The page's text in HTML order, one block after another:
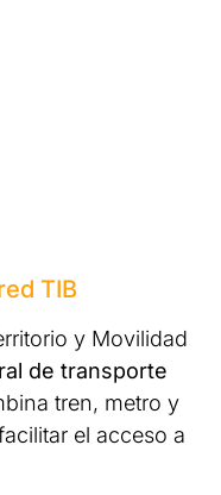
TIB
y Movilidad
de transporte
tren, metro y
el acceso a